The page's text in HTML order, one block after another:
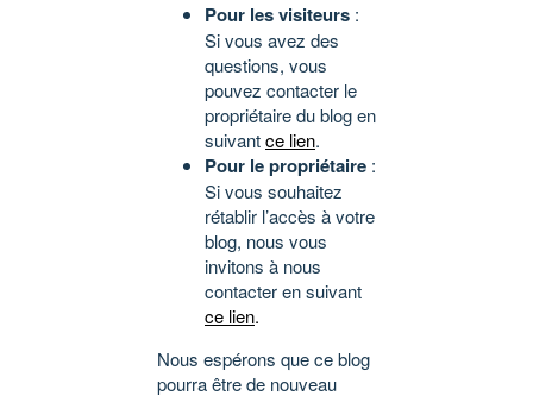
Pour les visiteurs :
Si vous avez des
questions, vous
pouvez contacter le
propriétaire du blog en
suivantce lien.
Pour le propriétaire :
Si vous souhaitez
rétablir l’accès à votre
blog, nous vous
invitons à nous
contacter en suivant
ce lien.
Nous espérons que ce blog
pourra être de nouveau